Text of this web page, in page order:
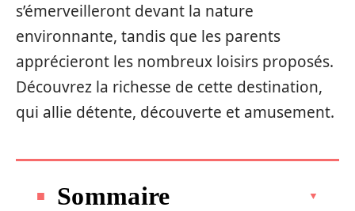
s’émerveilleront devant la nature
environnante, tandis que les parents
apprécieront les nombreux loisirs proposés.
Découvrez la richesse de cette destination,
qui allie détente, découverte et amusement.
Sommaire